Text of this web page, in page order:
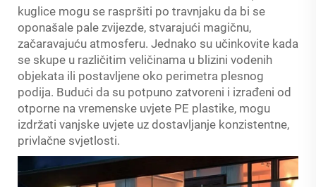
kuglice mogu se raspršiti po travnjaku da bi se
oponašale pale zvijezde, stvarajući magičnu,
začaravajuću atmosferu. Jednako su učinkovite kada
se skupe u različitim veličinama u blizini vodenih
objekata ili postavljene oko perimetra plesnog
podija. Budući da su potpuno zatvoreni i izrađeni od
otporne na vremenske uvjete PE plastike, mogu
izdržati vanjske uvjete uz dostavljanje konzistentne,
privlačne svjetlosti.